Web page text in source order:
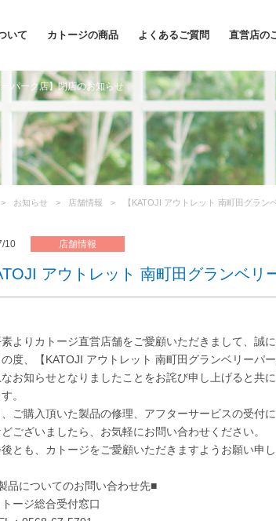
いて カトージの商品 よくあるご質問
直営店の
パーク店】閉店のお知らせ
お知らせ 店舗情報 【KATOJI アウトレット 南町田グラ
10 店舗情報
アウトレット 南町田グランベ
よりカトージ直営店舗をご愛顧いただきまして、誠
の度、【KATOJI アウトレット 南町田グランベリーパ
お知らせとなりましたことをお詫び申し上げると共
。
、ご購入頂いた製品の修理、アフターサービスの受付
どございましたら、お気軽にお問い合わせください。
とも、カトージをご愛顧いただきますようお願い申し
品についてのお問い合わせ先■
トージ総合受付窓口